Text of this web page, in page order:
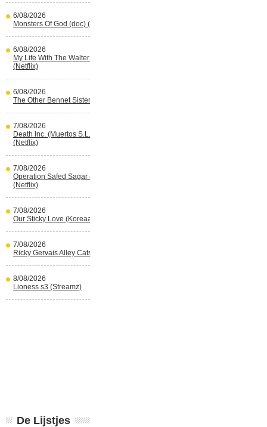
6/08/2026
Monsters Of God (doc) (HBO Max)
6/08/2026
My Life With The Walter Boys s3
(Netflix)
6/08/2026
The Other Bennet Sister (HBO Max)
7/08/2026
Death Inc. (Muertos S.L.) s4 (Spaans)
(Netflix)
7/08/2026
Operation Safed Sagar (Indisch)
(Netflix)
7/08/2026
Our Sticky Love (Koreaans) (Netflix)
7/08/2026
Ricky Gervais Alley Cats (Netflix)
8/08/2026
Lioness s3 (Streamz)
De Lijstjes